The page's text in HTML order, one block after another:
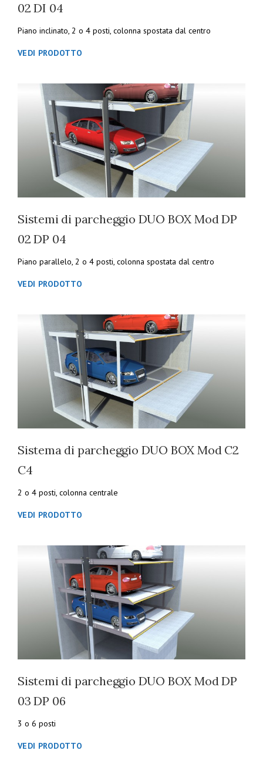
02 DI 04
Piano inclinato, 2 o 4 posti, colonna spostata dal centro
VEDI PRODOTTO
Sistemi di parcheggio DUO BOX Mod DP
02 DP 04
Piano parallelo, 2 o 4 posti, colonna spostata dal centro
VEDI PRODOTTO
Sistema di parcheggio DUO BOX Mod C2
C4
2 o 4 posti, colonna centrale
VEDI PRODOTTO
Sistemi di parcheggio DUO BOX Mod DP
03 DP 06
3 o 6 posti
VEDI PRODOTTO